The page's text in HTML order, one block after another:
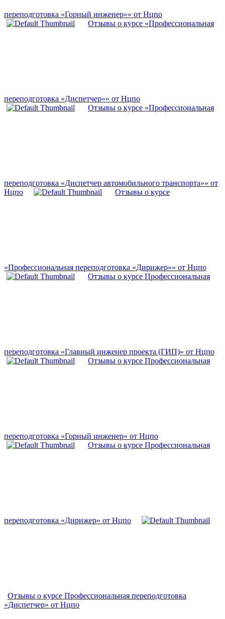
переподготовка «Горный инженер»» от Нцпо
Отзывы о курсе «Профессиональная
переподготовка «Диспетчер»» от Нцпо
Отзывы о курсе «Профессиональная
переподготовка «Диспетчер автомобильного транспорта»» от
Нцпо
Отзывы о курсе
«Профессиональная переподготовка «Дирижер»» от Нцпо
Отзывы о курсе Профессиональная
переподготовка «Главный инженер проекта (ГИП)» от Нцпо
Отзывы о курсе Профессиональная
переподготовка «Горный инженер» от Нцпо
Отзывы о курсе Профессиональная
переподготовка «Дирижер» от Нцпо
Отзывы о курсе Профессиональная переподготовка
«Диспетчер» от Нцпо